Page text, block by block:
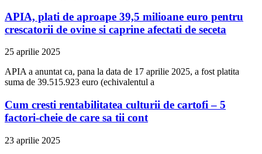
APIA, plati de aproape 39,5 milioane euro pentru
crescatorii de ovine si caprine afectati de seceta
25 aprilie 2025
APIA a anuntat ca, pana la data de 17 aprilie 2025, a fost platita
suma de 39.515.923 euro (echivalentul a
Cum cresti rentabilitatea culturii de cartofi – 5
factori-cheie de care sa tii cont
23 aprilie 2025